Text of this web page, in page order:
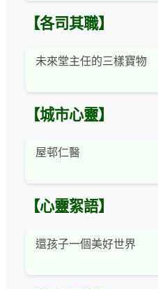
【各司其職】
未來堂主任的三樣寶物
【城市心靈】
屋邨仁醫
【心靈絮語】
還孩子一個美好世界